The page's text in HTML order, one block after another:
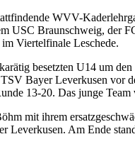
WVV-
USC Braunschweig, der
Viertelfinale Leschede.
besetzten U14 um
Bayer Leverkusen vor
13-20. Das junge
mit ihrem
Leverkusen. Am Ende